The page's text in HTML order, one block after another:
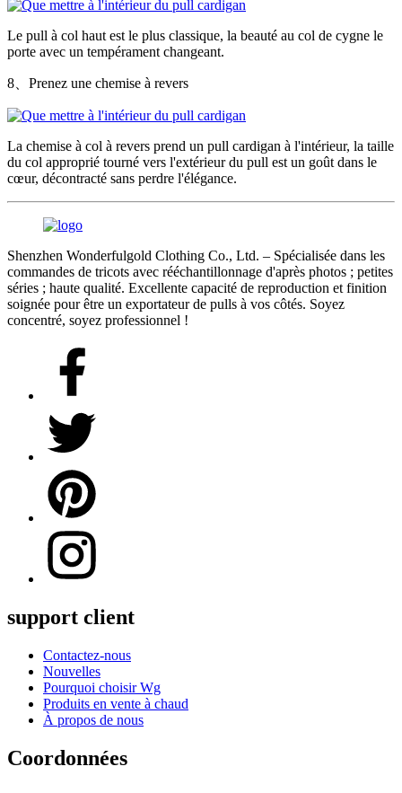
Le pull à col haut est le plus classique, la beauté au col de cygne le
porte avec un tempérament changeant.
8、Prenez une chemise à revers
La chemise à col à revers prend un pull cardigan à l'intérieur, la taille
du col approprié tourné vers l'extérieur du pull est un goût dans le
cœur, décontracté sans perdre l'élégance.
Shenzhen Wonderfulgold Clothing Co., Ltd. – Spécialisée dans les
commandes de tricots avec rééchantillonnage d'après photos ; petites
séries ; haute qualité. Excellente capacité de reproduction et finition
soignée pour être un exportateur de pulls à vos côtés. Soyez
concentré, soyez professionnel !
support client
Contactez-nous
Nouvelles
Pourquoi choisir Wg
Produits en vente à chaud
À propos de nous
Coordonnées